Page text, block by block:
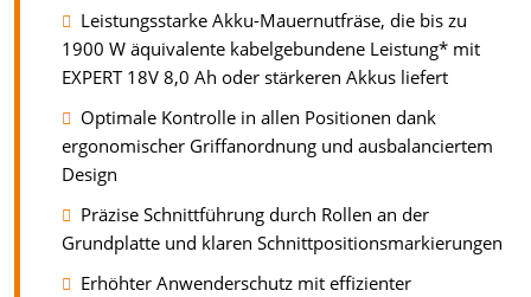
Leistungsstarke Akku-Mauernutfräse, die bis zu
1900 W äquivalente kabelgebundene Leistung* mit
EXPERT 18V 8,0 Ah oder stärkeren Akkus liefert
Optimale Kontrolle in allen Positionen dank
ergonomischer Griffanordnung und ausbalanciertem
Design
Präzise Schnittführung durch Rollen an der
Grundplatte und klaren Schnittpositionsmarkierungen
Erhöhter Anwenderschutz mit effizienter